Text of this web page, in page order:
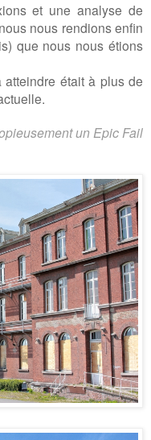
et une analyse de
nous rendions enfin
que nous nous étions
était à plus de
un Epic Fail